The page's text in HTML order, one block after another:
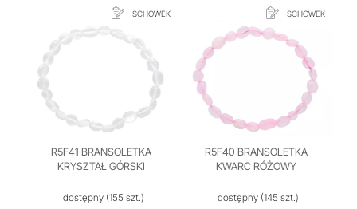
SCHOWEK
R5F41 BRANSOLETKA
KRYSZTAŁ GÓRSKI
dostępny(155 szt.)
SCHOWEK
R5F40 BRANSOLETKA
KWARC RÓŻOWY
dostępny(145 szt.)